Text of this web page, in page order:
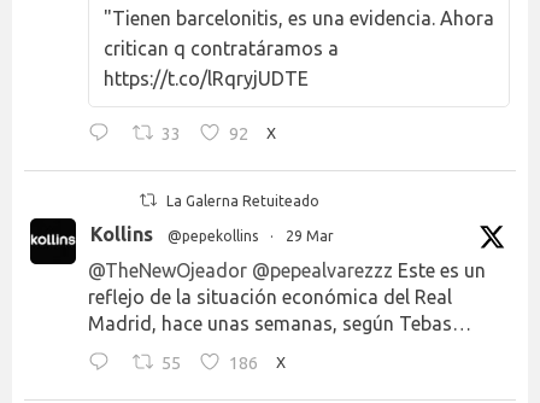
"Tienen barcelonitis, es una evidencia. Ahora
critican q contratáramos a
https://t.co/lRqryjUDTE
33 92 X
La Galerna Retuiteado
Kollins @pepekollins · 29 Mar
@TheNewOjeador @pepealvarezzz Este es un
reflejo de la situación económica del Real
Madrid, hace unas semanas, según Tebas…
55 186 X